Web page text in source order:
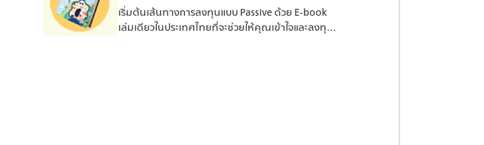
เริ่มต้นเส้นทางการลงทุนแบบ Passive ด้วย E-book
เล่มเดียวในประเทศไทยที่จะช่วยให้คุณเข้าใจและลงทุน